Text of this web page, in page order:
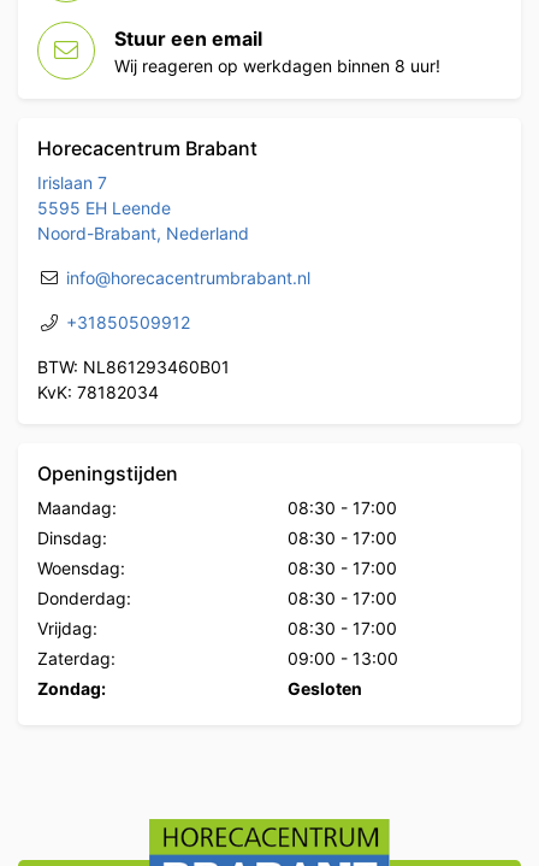
Stuur een email
Wij reageren op werkdagen binnen 8 uur!
Horecacentrum Brabant
Irislaan 7
5595 EH Leende
Noord-Brabant, Nederland
info@horecacentrumbrabant.nl
+31850509912
BTW: NL861293460B01
KvK: 78182034
Openingstijden
Maandag: 08:30 - 17:00
Dinsdag:
08:30 - 17:00
Woensdag:
08:30 - 17:00
Donderdag:
08:30 - 17:00
Vrijdag:
08:30 - 17:00
Zaterdag:
09:00 - 13:00
Zondag:
Gesloten